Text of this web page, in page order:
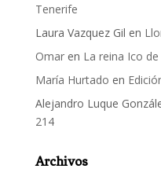
Tenerife
Laura Vazquez Gil en
Omaren La reina Ico
María Hurtado en
Alejandro Luque
214
Archivos